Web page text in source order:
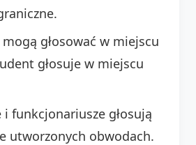
głosować w miejscu
głosuje w miejscu
i funkcjonariusze głosują
utworzonych obwodach.